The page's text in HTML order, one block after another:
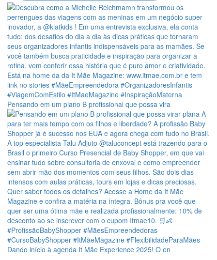
Pensando em um plano B profissional que possa vira
Dando início à agenda It Mãe Experience 2025! O en